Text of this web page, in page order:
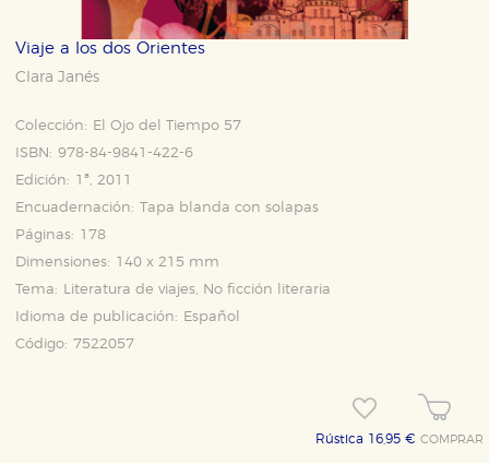
Viaje a los dos Orientes
Clara Janés
Colección:
El Ojo del Tiempo 57
ISBN: 978-84-9841-422-6
Edición: 1ª, 2011
Encuadernación: Tapa blanda con solapas
Páginas: 178
Dimensiones: 140 x 215 mm
Tema:
Literatura de viajes, No ficción literaria
Idioma de publicación:
Español
Código: 7522057
Rústica 16,95 €COMPRAR